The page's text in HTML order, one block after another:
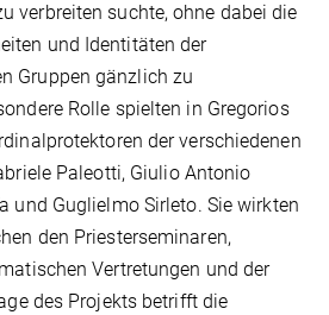
verbreiten suchte, ohne dabei die
und Identitäten der
Gruppen gänzlich zu
Rolle spielten in Gregorios
der verschiedenen
Paleotti, Giulio Antonio
und Guglielmo Sirleto. Sie wirkten
den Priesterseminaren,
Vertretungen und der
des Projekts betrifft die